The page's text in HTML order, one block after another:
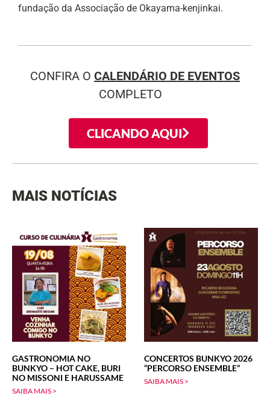
fundação da Associação de Okayama-kenjinkai.
CONFIRA O CALENDÁRIO DE EVENTOS
COMPLETO
CLICANDO AQUI
MAIS NOTÍCIAS
GASTRONOMIA NO
BUNKYO – HOT CAKE, BURI
NO MISSONI E HARUSSAME
SAIBA MAIS >
CONCERTOS BUNKYO 2026
“PERCORSO ENSEMBLE”
SAIBA MAIS >